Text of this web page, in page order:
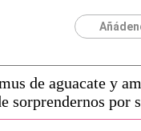
de aguacate y
sorprendernos por